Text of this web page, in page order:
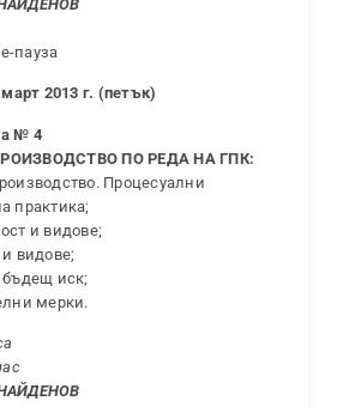
пауза
март 2013 г. (петък)
№ 4
ПО РЕДА НА ГПК:
Процесуални
практика;
и видове;
видове;
иск;
мерки.